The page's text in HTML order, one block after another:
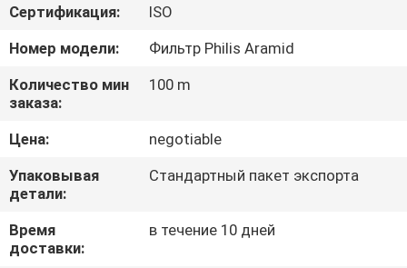
ПРОВЕРКА
КАЧЕСТВА
СВЯЖИТЕСЬ
МЫ
СПРОСИТЕ
ЦИТАТУ
Сертификация:
ISO
Номер модели:
Фильтр Philis Aramid
Количество мин
заказа:
100 m
Цена:
negotiable
Упаковывая
детали:
Стандартный пакет экспорта
Время
доставки:
в течение 10 дней